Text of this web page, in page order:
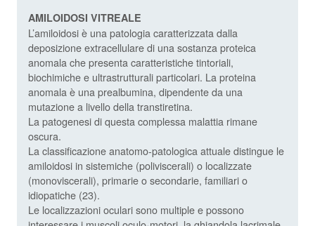
AMILOIDOSI VITREALE
L’amiloidosi è una patologia caratterizzata dalla
deposizione extracellulare di una sostanza proteica
anomala che presenta caratteristiche tintoriali,
biochimiche e ultrastrutturali particolari. La proteina
anomala è una prealbumina, dipendente da una
mutazione a livello della transtiretina.
La patogenesi di questa complessa malattia rimane
oscura.
La classificazione anatomo-patologica attuale distingue le
amiloidosi in sistemiche (poliviscerali) o localizzate
(monoviscerali), primarie o secondarie, familiari o
idiopatiche (23).
Le localizzazioni oculari sono multiple e possono